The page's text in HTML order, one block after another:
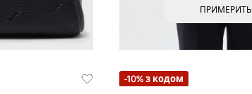
ПРИМЕРИТЬ
-10% з кодом